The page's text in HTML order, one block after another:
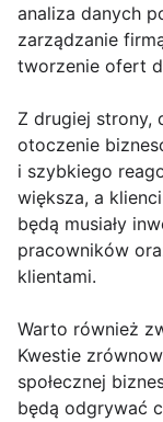
analiza danych
zarządzanie
tworzenie ofert
Z drugiej strony,
otoczenie
i szybkiego
większa, a
będą musiały
pracowników
klientami.
Warto również
Kwestie
społecznej
będą odgrywać